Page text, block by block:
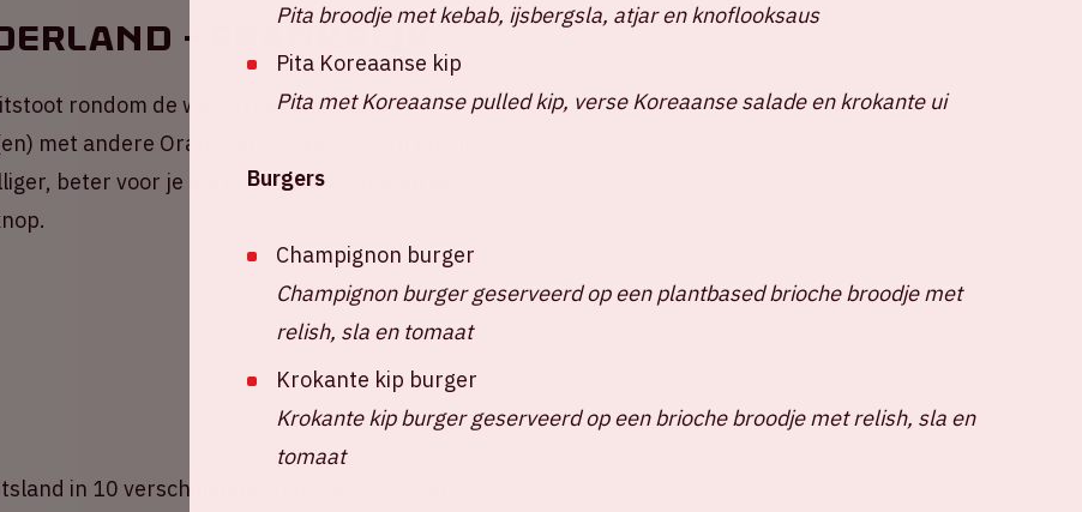
- Frankrijk
rondom de wedstrijd Nederland -
met andere Oranjefans of kies een rit uit om
beter voor je portemonnee én natuurlijk
in 10 verschillende stadions, verdeeld
Pita broodje met kebab, ijsbergsla, atjar en knoflooksaus
Pita Koreaanse kip
Pita met Koreaanse pulled kip, verse Koreaanse salade en krokante ui
Burgers
Champignon burger
Champignon burger geserveerd op een plantbased brioche broodje met
relish, sla en tomaat
Krokante kip burger
Krokante kip burger geserveerd op een brioche broodje met relish, sla en
tomaat